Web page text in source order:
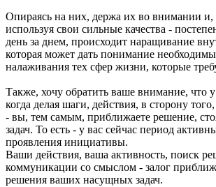
Опираясь на них, держа их во внимании и,
используя свои сильные качества -
день за днем, происходит наращивание
которая может дать понимание
налаживания тех сфер жизни, которые
Также, хочу обратить ваше внимание, что
когда делая шаги, действия, в сторону
- вы, тем самым, приближаете решение,
задач. То есть - у вас сейчас период
проявления инициативы.
Ваши действия, ваша активность, поиск
коммуникации со смыслом - залог
решения ваших насущных задач.